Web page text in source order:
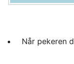
Når pekeren